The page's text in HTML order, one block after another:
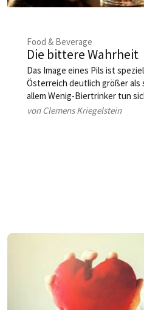
Food & Beverage
Die bittere Wahrheit
Das Image eines Pils ist
Österreich deutlich größer als
allem Wenig-Biertrinker tun
ausgeprägten Hopfenbittere
von Clemens Kriegelstein